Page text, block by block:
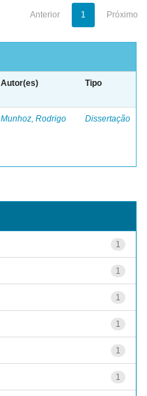
Anterior 1 Próximo
Autor(es) Tipo
Munhoz, Rodrigo Dissertação
1
1
1
1
1
1